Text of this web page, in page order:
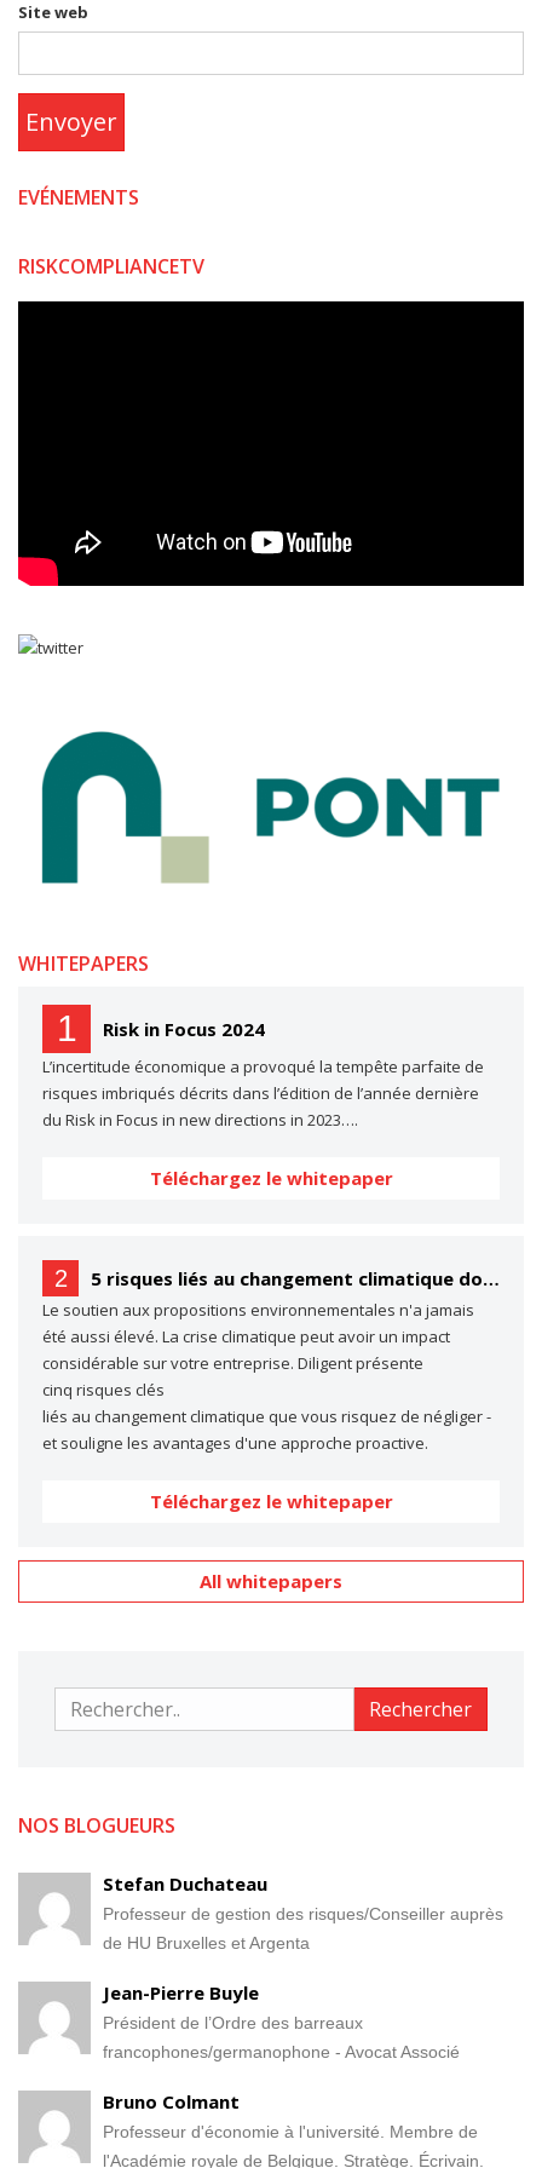
Site web
Envoyer
EVÉNEMENTS
RISKCOMPLIANCETV
WHITEPAPERS
1 Risk in Focus 2024
L’incertitude économique a provoqué la tempête parfaite de
risques imbriqués décrits dans l’édition de l’année dernière
du Risk in Focus in new directions in 2023….
Téléchargez le whitepaper
2 5 risques liés au changement climatique dont vous ne parlez probablement pas… (mais dont vous devriez parler)
Le soutien aux propositions environnementales n'a jamais
été aussi élevé. La crise climatique peut avoir un impact
considérable sur votre entreprise. Diligent présente
cinq risques clés
liés au changement climatique que vous risquez de négliger -
et souligne les avantages d'une approche proactive.
Téléchargez le whitepaper
All whitepapers
Rechercher Rechercher
NOS BLOGUEURS
Stefan Duchateau
Professeur de gestion des risques/Conseiller auprès
de HU Bruxelles et Argenta
Jean-Pierre Buyle
Président de l’Ordre des barreaux
francophones/germanophone - Avocat Associé
Bruno Colmant
Professeur d'économie à l'université. Membre de
l'Académie royale de Belgique. Stratège. Écrivain.